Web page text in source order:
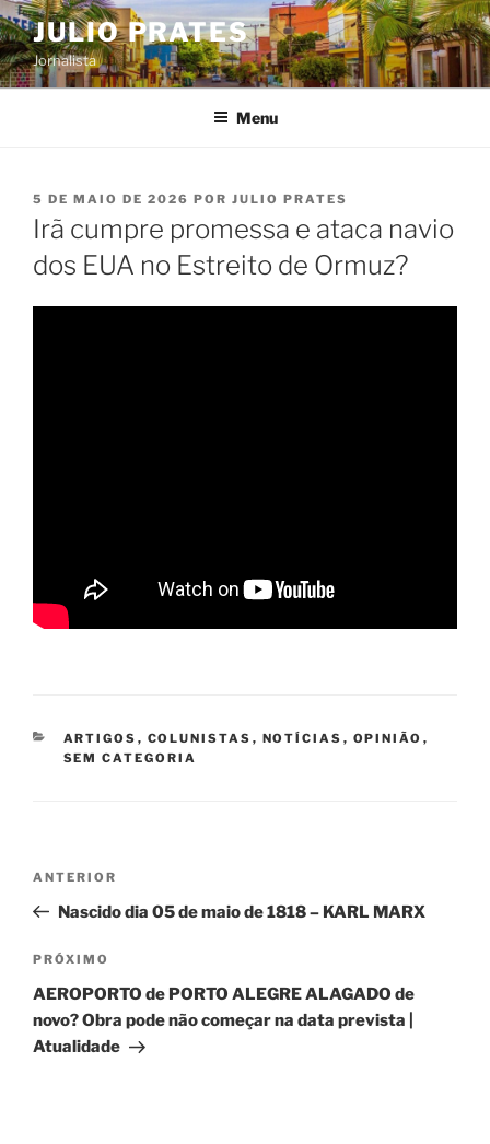
Pular
para
o
conteúdo
JULIO PRATES
Jornalista
Menu
PUBLICADO
EM
5 DE MAIO DE 2026 POR JULIO PRATES
Irã cumpre promessa e ataca navio
dos EUA no Estreito de Ormuz?
CATEGORIAS
ARTIGOS , COLUNISTAS , NOTÍCIAS , OPINIÃO ,
SEM CATEGORIA
Post
Post
anterior
ANTERIOR
Nascido dia 05 de maio de 1818 – KARL MARX
Próximo
post
PRÓXIMO
AEROPORTO de PORTO ALEGRE ALAGADO de
novo? Obra pode não começar na data prevista |
Atualidade